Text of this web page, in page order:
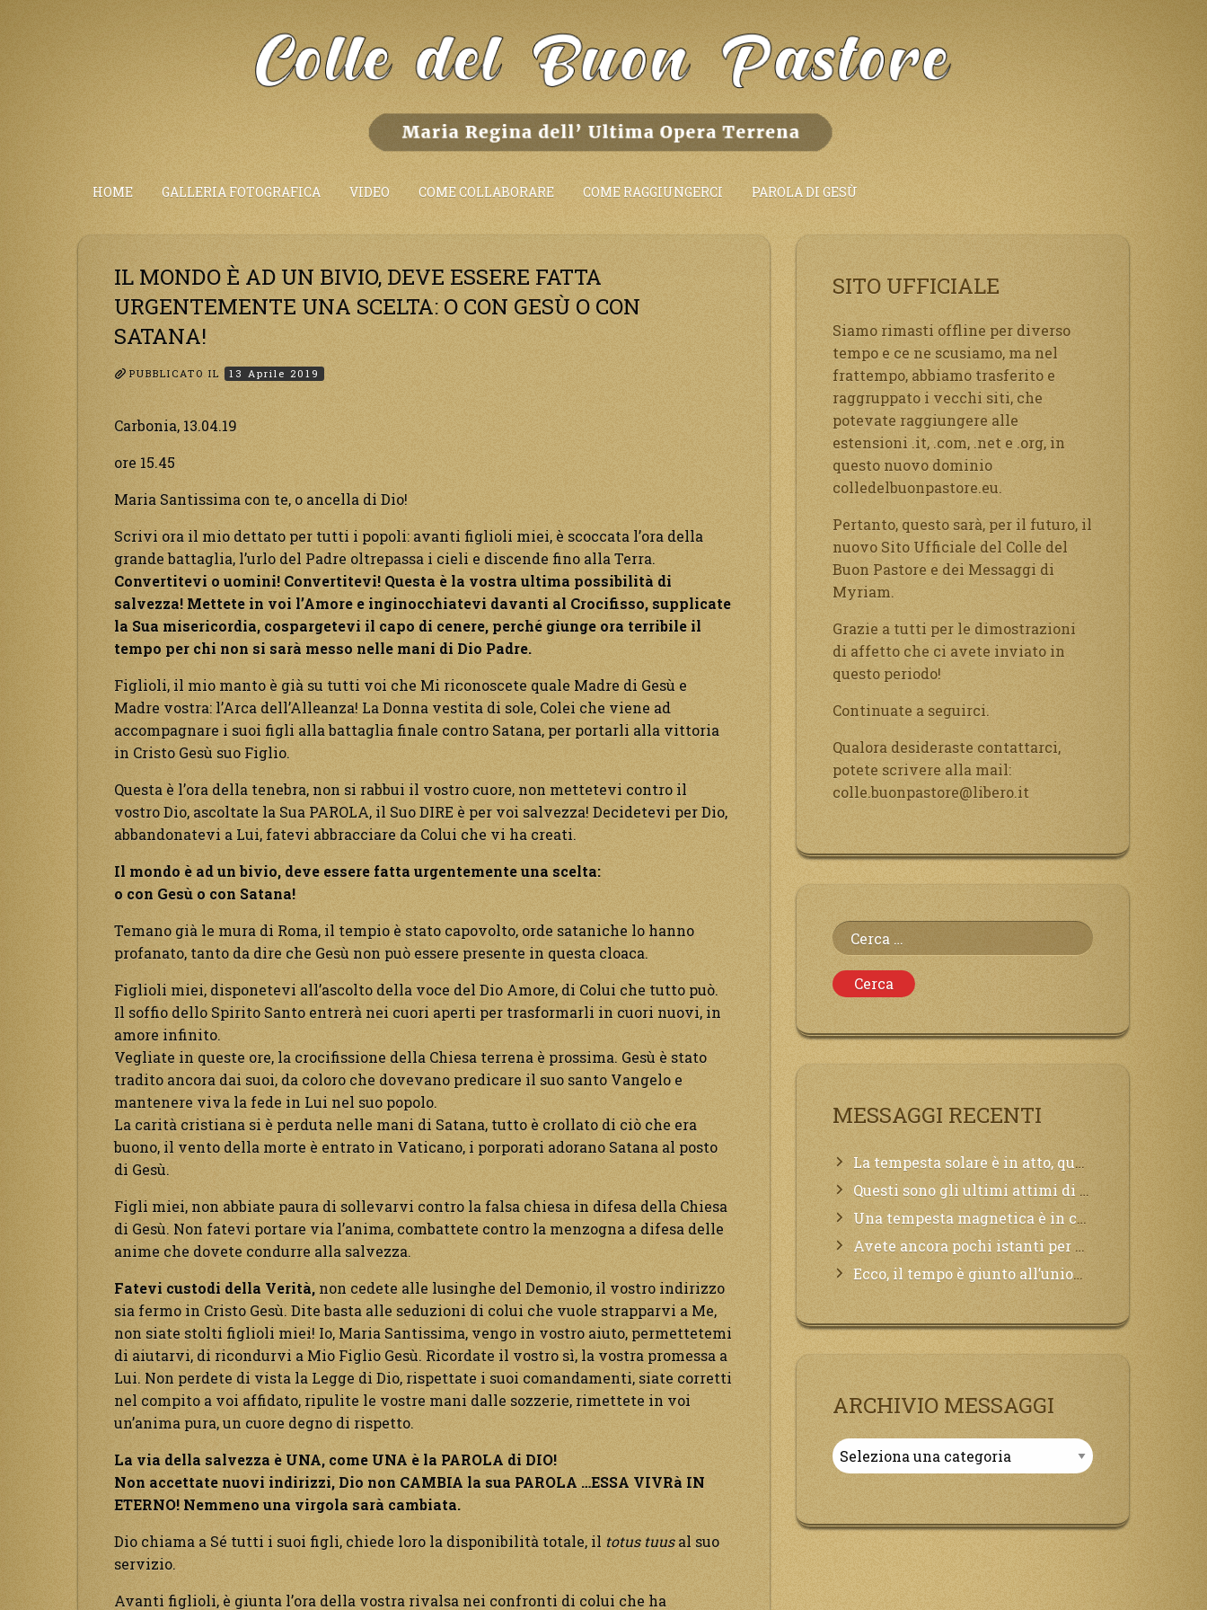
HOME GALLERIA FOTOGRAFICA VIDEO COME COLLABORARE COME RAGGIUNGERCI PAROLA DI GESÙ
IL MONDO È AD UN BIVIO, DEVE ESSERE FATTA
URGENTEMENTE UNA SCELTA: O CON GESÙ O CON
SATANA!
PUBBLICATO IL 13 Aprile 2019
Carbonia, 13.04.19
ore 15.45
Maria Santissima con te, o ancella di Dio!
Scrivi ora il mio dettato per tutti i popoli: avanti figlioli miei, è scoccata l’ora della
grande battaglia, l’urlo del Padre oltrepassa i cieli e discende fino alla Terra.
Convertitevi o uomini! Convertitevi! Questa è la vostra ultima possibilità di
salvezza! Mettete in voi l’Amore e inginocchiatevi davanti al Crocifisso, supplicate
la Sua misericordia, cospargetevi il capo di cenere, perché giunge ora terribile il
tempo per chi non si sarà messo nelle mani di Dio Padre.
Figlioli, il mio manto è già su tutti voi che Mi riconoscete quale Madre di Gesù e
Madre vostra: l’Arca dell’Alleanza! La Donna vestita di sole, Colei che viene ad
accompagnare i suoi figli alla battaglia finale contro Satana, per portarli alla vittoria
in Cristo Gesù suo Figlio.
Questa è l’ora della tenebra, non si rabbui il vostro cuore, non mettetevi contro il
vostro Dio, ascoltate la Sua PAROLA, il Suo DIRE è per voi salvezza! Decidetevi per Dio,
abbandonatevi a Lui, fatevi abbracciare da Colui che vi ha creati.
Il mondo è ad un bivio, deve essere fatta urgentemente una scelta:
o con Gesù o con Satana!
Temano già le mura di Roma, il tempio è stato capovolto, orde sataniche lo hanno
profanato, tanto da dire che Gesù non può essere presente in questa cloaca.
Figlioli miei, disponetevi all’ascolto della voce del Dio Amore, di Colui che tutto può.
Il soffio dello Spirito Santo entrerà nei cuori aperti per trasformarli in cuori nuovi, in
amore infinito.
Vegliate in queste ore, la crocifissione della Chiesa terrena è prossima. Gesù è stato
tradito ancora dai suoi, da coloro che dovevano predicare il suo santo Vangelo e
mantenere viva la fede in Lui nel suo popolo.
La carità cristiana si è perduta nelle mani di Satana, tutto è crollato di ciò che era
buono, il vento della morte è entrato in Vaticano, i porporati adorano Satana al posto
di Gesù.
Figli miei, non abbiate paura di sollevarvi contro la falsa chiesa in difesa della Chiesa
di Gesù. Non fatevi portare via l’anima, combattete contro la menzogna a difesa delle
anime che dovete condurre alla salvezza.
Fatevi custodi della Verità, non cedete alle lusinghe del Demonio, il vostro indirizzo
sia fermo in Cristo Gesù. Dite basta alle seduzioni di colui che vuole strapparvi a Me,
non siate stolti figlioli miei! Io, Maria Santissima, vengo in vostro aiuto, permettetemi
di aiutarvi, di ricondurvi a Mio Figlio Gesù. Ricordate il vostro sì, la vostra promessa a
Lui. Non perdete di vista la Legge di Dio, rispettate i suoi comandamenti, siate corretti
nel compito a voi affidato, ripulite le vostre mani dalle sozzerie, rimettete in voi
un’anima pura, un cuore degno di rispetto.
La via della salvezza è UNA, come UNA è la PAROLA di DIO!
Non accettate nuovi indirizzi, Dio non CAMBIA la sua PAROLA …ESSA VIVRà IN
ETERNO! Nemmeno una virgola sarà cambiata.
Dio chiama a Sé tutti i suoi figli, chiede loro la disponibilità totale, il totus tuusal suo
servizio.
Avanti figlioli, è giunta l’ora della vostra rivalsa nei confronti di colui che ha
SITO UFFICIALE
Siamo rimasti offline per diverso
tempo e ce ne scusiamo, ma nel
frattempo, abbiamo trasferito e
raggruppato i vecchi siti, che
potevate raggiungere alle
estensioni .it, .com, .net e .org, in
questo nuovo dominio
colledelbuonpastore.eu.
Pertanto, questo sarà, per il futuro, il
nuovo Sito Ufficiale del Colle del
Buon Pastore e dei Messaggi di
Myriam.
Grazie a tutti per le dimostrazioni
di affetto che ci avete inviato in
questo periodo!
Continuate a seguirci.
Qualora desideraste contattarci,
potete scrivere alla mail:
colle.buonpastore@libero.it
Ricerca
per:
MESSAGGI RECENTI
La tempesta solare è in atto, questa generazione soffrirà molto, la Terra arderà, l’acqua sarà contaminata, il cibo non sarà più nelle vostre mense.
Questi sono gli ultimi attimi di vita, chi si vuole salvare Mi chiami in suo aiuto.
Una tempesta magnetica è in corso, questa generazione patirà. Il black out non tarderà ad arrivare e tutta la Terra sarà oscurata.
Avete ancora pochi istanti per convertirvi, non perdete tempo, la sciagura arriverà all’improvviso e per chi non si sarà preparato saranno dolori.
Ecco, il tempo è giunto all’unione del Padre con il figlio, non avete che da attendere pochissimo.
ARCHIVIO MESSAGGI
Archivio
Messaggi